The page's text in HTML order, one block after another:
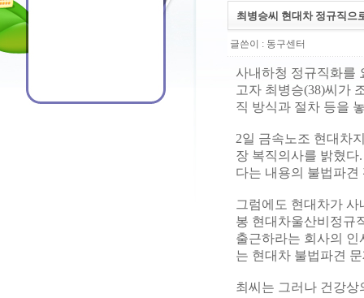
최병승씨 현대차 정규직으
글쓴이 : 동구센터
사내하청 정규직화를
고자 최병승(38)씨가
직 방식과 절차 등을
2일 금속노조 현대차
장 복직의사를 밝혔
다는 내용의 불법파
그럼에도 현대차가
봉 현대차울산비정규
출근하라는 회사의
는 현대차 불법파견
최씨는 그러나 건강